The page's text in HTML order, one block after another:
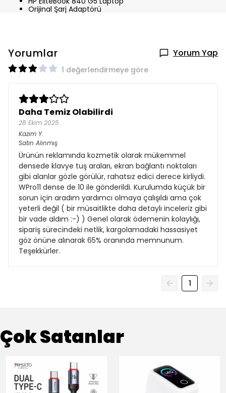
Orijinal Şarj Adaptörü
Yorumlar Yorum Yap
1 değerlendirmeye göre
Daha Temiz Olabilirdi
28 Ekim 2025
Kazım Y.
Satın Alınmış
Ürünün reklamında kozmetik olarak mükemmel
densede klavye tuş araları, ekran bağlantı noktaları
gibi alanlar gözle görülür, rahatsız edici derece kirliydi.
WPro11 dense de 10 ile gönderildi. Kurulumda küçük bir
sorun için aradım yardımcı olmaya çalışıldı ama çok
yeterli değil ( bir müsaitlikte daha detaylı inceleriz gibi
bir vade aldım :-) ) Genel olarak ödemenin kolaylığı,
sipariş sürecindeki netlik, kargolamadaki hassasiyet
göz önüne alınarak 65% oranında memnunum.
Teşekkürler.
1
Çok Satanlar